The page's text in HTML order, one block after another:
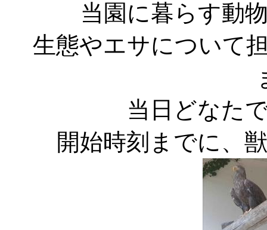
当園に暮らす動
生態やエサについて
当日どなた
開始時刻までに、